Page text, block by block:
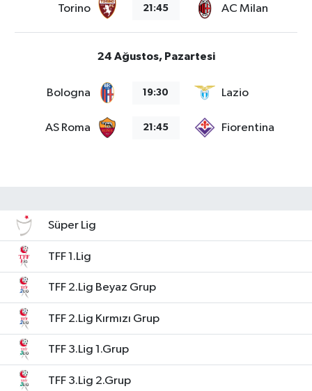
Torino 21:45 AC Milan
24 Ağustos, Pazartesi
Bologna 19:30 Lazio
AS Roma 21:45 Fiorentina
Süper Lig
TFF 1.Lig
TFF 2.Lig Beyaz Grup
TFF 2.Lig Kırmızı Grup
TFF 3.Lig 1.Grup
TFF 3.Lig 2.Grup